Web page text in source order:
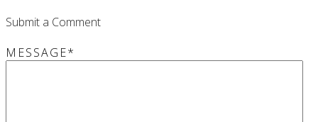
Submit a Comment
MESSAGE*